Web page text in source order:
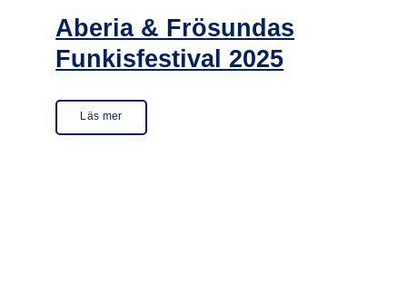
Aberia & Frösundas
Funkisfestival 2025
Läs mer